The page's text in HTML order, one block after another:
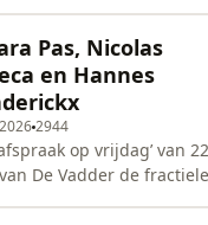
begroting.
(UA) en hoofdredacteur
Dorian de Meeûs. Ze
de resultaten van het
De Stemming, de
van de Arizona-
en haar populariteit in
België.
Pas, Nicolas
en Hannes
2944
op vrijdag’ van
De Vadder de